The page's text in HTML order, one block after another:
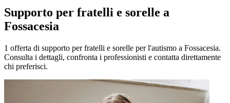
Supporto per fratelli e sorelle a
Fossacesia
1 offerta di supporto per fratelli e sorelle per l'autismo a Fossacesia.
Consulta i dettagli, confronta i professionisti e contatta direttamente
chi preferisci.